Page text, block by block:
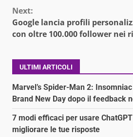
Next:
Google lancia profili
con oltre 100.000 follower nei
ULTIMI ARTICOLI
Marvel’s Spider-Man 2:
Brand New Day dopo il feedback
7 modi efficaci per usare
migliorare le tue risposte